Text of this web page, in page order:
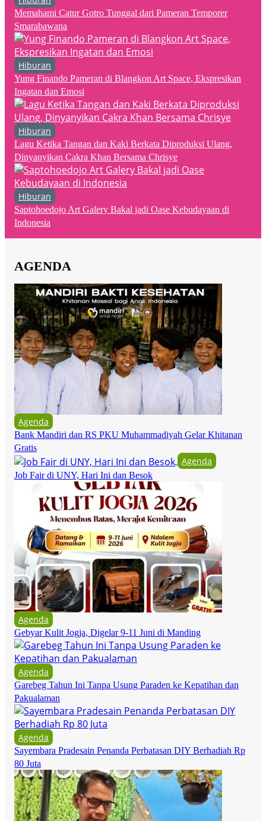
Memahami Catur Gotro Tunggal dari Pameran Temporer
Smarabawana
Hiburan
Yung Finando Pameran di Blangkon Art Space, Ekspresikan
Ingatan dan Emosi
Hiburan
Lagu Ketika Tangan dan Kaki Berkata Diproduksi Ulang,
Dinyanyikan Cakra Khan Bersama Chrisye
Hiburan
Saptohoedojo Art Galery Bakal jadi Oase Kebudayaan di
Indonesia
AGENDA
Agenda
Bank Mandiri dan RS PKU Muhammadiyah Gelar Khitanan
Gratis
Agenda
Job Fair di UNY, Hari Ini dan Besok
Agenda
Gebyar Kulit Jogja, Digelar 9-11 Juni di Manding
Agenda
Garebeg Tahun Ini Tanpa Usung Paraden ke Kepatihan dan
Pakualaman
Agenda
Sayembara Pradesain Penanda Perbatasan DIY Berhadiah Rp
80 Juta